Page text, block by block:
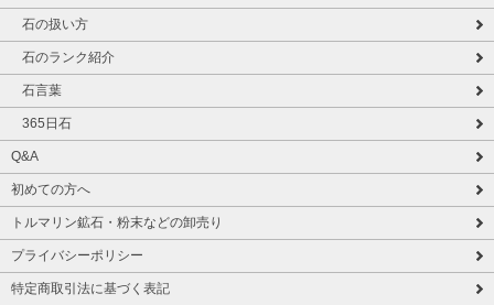
石の扱い方
石のランク紹介
石言葉
365日石
Q&A
初めての方へ
トルマリン鉱石・粉末などの卸売り
プライバシーポリシー
特定商取引法に基づく表記